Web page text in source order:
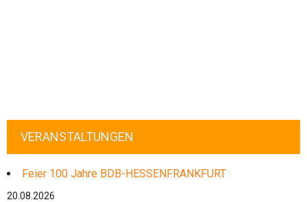
VERANSTALTUNGEN
Feier 100 Jahre BDB-HESSENFRANKFURT
20.08.2026